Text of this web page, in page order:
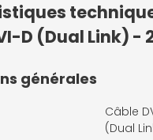
D (Dual Link) -
générales
Câble
(Dual